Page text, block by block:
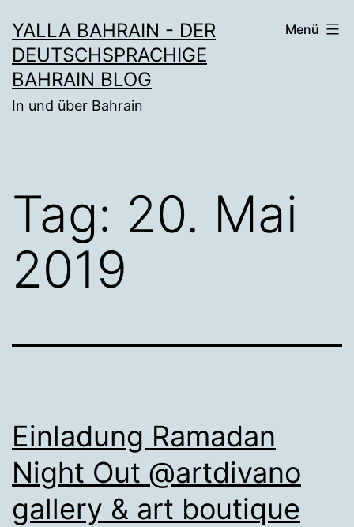
Inhalt
springen
YALLA BAHRAIN - DER
DEUTSCHSPRACHIGE
BAHRAIN BLOG
In und über Bahrain
Menü
Tag: 20. Mai
2019
Einladung Ramadan
Night Out @artdivano
gallery & art boutique